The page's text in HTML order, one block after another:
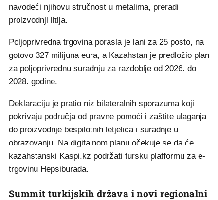
navodeći njihovu stručnost u metalima, preradi i
proizvodnji litija.
Poljoprivredna trgovina porasla je lani za 25 posto, na
gotovo 327 milijuna eura, a Kazahstan je predložio plan
za poljoprivrednu suradnju za razdoblje od 2026. do
2028. godine.
Deklaraciju je pratio niz bilateralnih sporazuma koji
pokrivaju područja od pravne pomoći i zaštite ulaganja
do proizvodnje bespilotnih letjelica i suradnje u
obrazovanju. Na digitalnom planu očekuje se da će
kazahstanski Kaspi.kz podržati tursku platformu za e-
trgovinu Hepsiburada.
Summit turkijskih država i novi regionalni